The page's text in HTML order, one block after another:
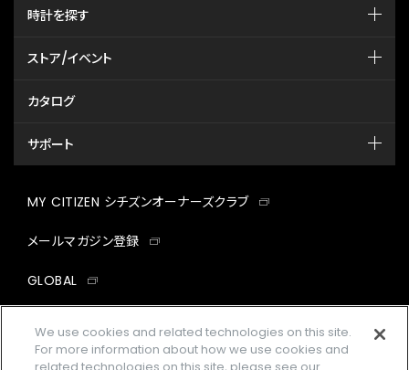
時計を探す
ストア/イベント
カタログ
サポート
MY CITIZEN シチズンオーナーズクラブ
メールマガジン登録
GLOBAL
facebookinstagramtwitter
We use cookies and related technologies on this site.
For more information about how we use cookies and